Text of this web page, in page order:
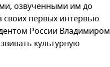
озвученными им до
своих первых интервью
России Владимиром
культурную